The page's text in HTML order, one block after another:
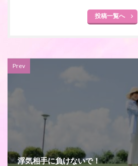
投稿一覧へ
Prev
浮気相手に負けないで！